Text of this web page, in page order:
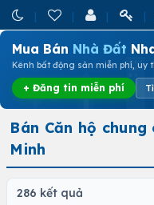
Mua Bán Nhà Đất
Kênh bất động sản miễn phí, uy
+ Đăng tin miễn phí
Bán Căn hộ
Minh
286 kết quả